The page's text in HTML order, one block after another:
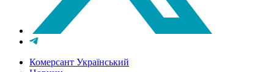
Комерсант Український